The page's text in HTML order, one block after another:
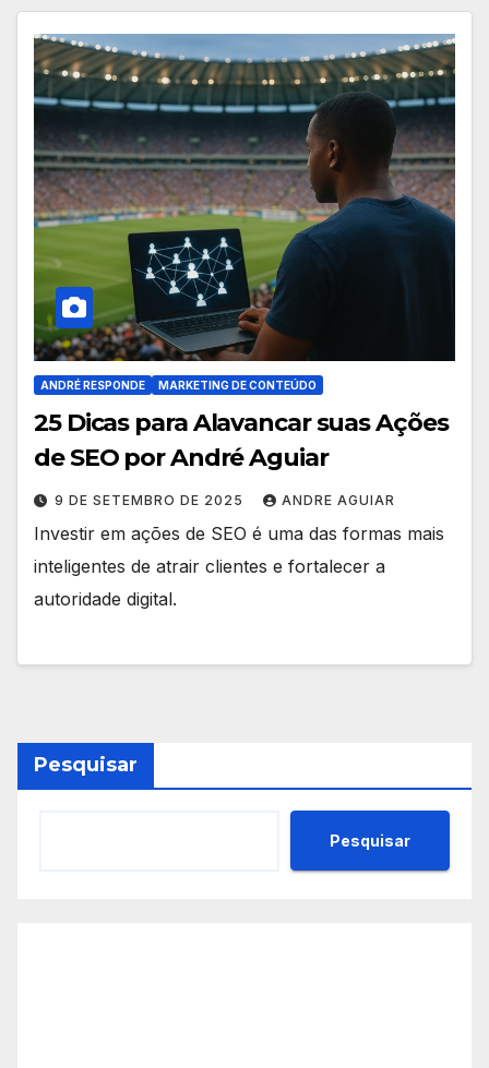
ANDRÉ RESPONDE MARKETING DE CONTEÚDO
25 Dicas para Alavancar suas Ações
de SEO por André Aguiar
9 DE SETEMBRO DE 2025 ANDRE AGUIAR
Investir em ações de SEO é uma das formas mais
inteligentes de atrair clientes e fortalecer a
autoridade digital.
Pesquisar
Pesquisar